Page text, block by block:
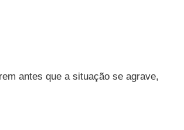
antes que a situação se agrave,